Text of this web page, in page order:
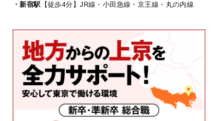
・新宿駅 【徒歩4分】JR線・小田急線・京王線・丸の内線